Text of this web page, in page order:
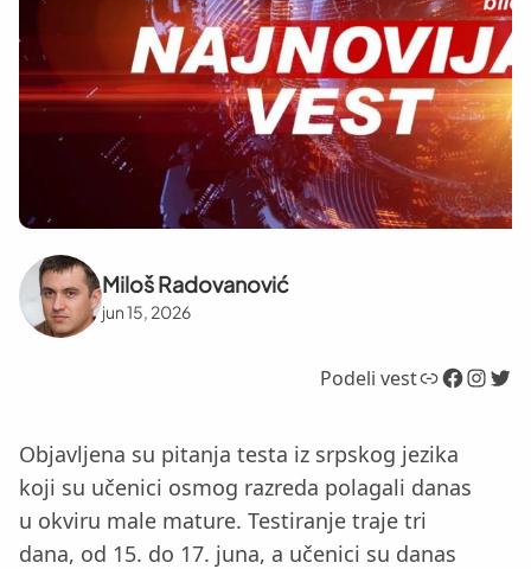
Miloš Radovanović
jun 15, 2026
Podeli vestLink Facebook InstagramTwitter
Objavljena su pitanja testa iz srpskog jezika
koji su učenici osmog razreda polagali danas
u okviru male mature. Testiranje traje tri
dana, od 15. do 17. juna, a učenici su danas